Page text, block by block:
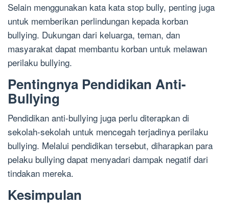
Selain menggunakan kata kata stop bully, penting juga
untuk memberikan perlindungan kepada korban
bullying. Dukungan dari keluarga, teman, dan
masyarakat dapat membantu korban untuk melawan
perilaku bullying.
Pentingnya Pendidikan Anti-
Bullying
Pendidikan anti-bullying juga perlu diterapkan di
sekolah-sekolah untuk mencegah terjadinya perilaku
bullying. Melalui pendidikan tersebut, diharapkan para
pelaku bullying dapat menyadari dampak negatif dari
tindakan mereka.
Kesimpulan